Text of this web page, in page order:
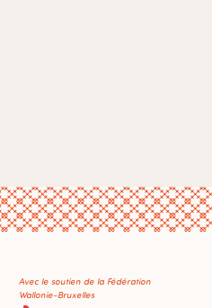
Avec le soutien de la Fédération
Wallonie-Bruxelles